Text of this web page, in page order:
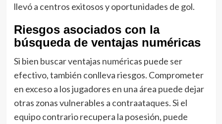
llevó a centros exitosos y oportunidades de gol.
Riesgos asociados con la
búsqueda de ventajas numéricas
Si bien buscar ventajas numéricas puede ser
efectivo, también conlleva riesgos. Comprometer
en exceso a los jugadores en una área puede dejar
otras zonas vulnerables a contraataques. Si el
equipo contrario recupera la posesión, puede